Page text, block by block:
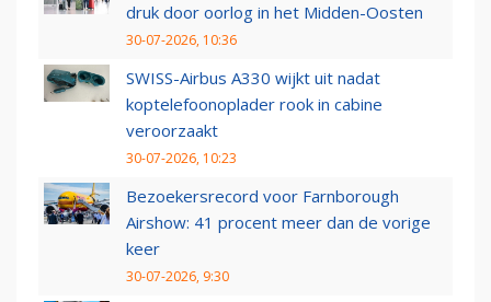
druk door oorlog in het Midden-Oosten
30-07-2026, 10:36
SWISS-Airbus A330 wijkt uit nadat
koptelefoonoplader rook in cabine
veroorzaakt
30-07-2026, 10:23
Bezoekersrecord voor Farnborough
Airshow: 41 procent meer dan de vorige
keer
30-07-2026, 9:30